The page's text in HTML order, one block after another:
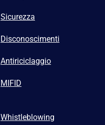
Sicurezza
Disconoscimenti
Antiriciclaggio
MIFID
Whistleblowing